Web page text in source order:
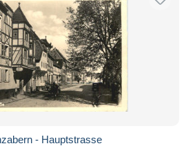
- Hauptstrasse